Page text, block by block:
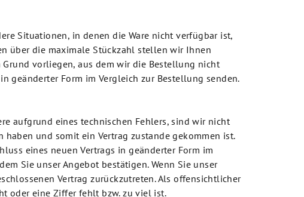
Situationen, in denen die Ware nicht verfügbar ist,
über die maximale Stückzahl stellen wir Ihnen
vorliegen, aus dem wir die Bestellung nicht
geänderter Form im Vergleich zur Bestellung senden.
aufgrund eines technischen Fehlers, sind wir nicht
und somit ein Vertrag zustande gekommen ist.
eines neuen Vertrags in geänderter Form im
Sie unser Angebot bestätigen. Wenn Sie unser
Vertrag zurückzutreten. Als offensichtlicher
oder eine Ziffer fehlt bzw. zu viel ist.